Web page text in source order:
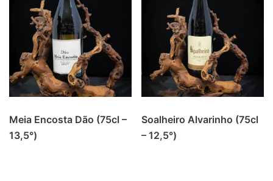
Meia Encosta Dão (75cl –
13,5°)
Soalheiro Alvarinho (75cl
– 12,5°)